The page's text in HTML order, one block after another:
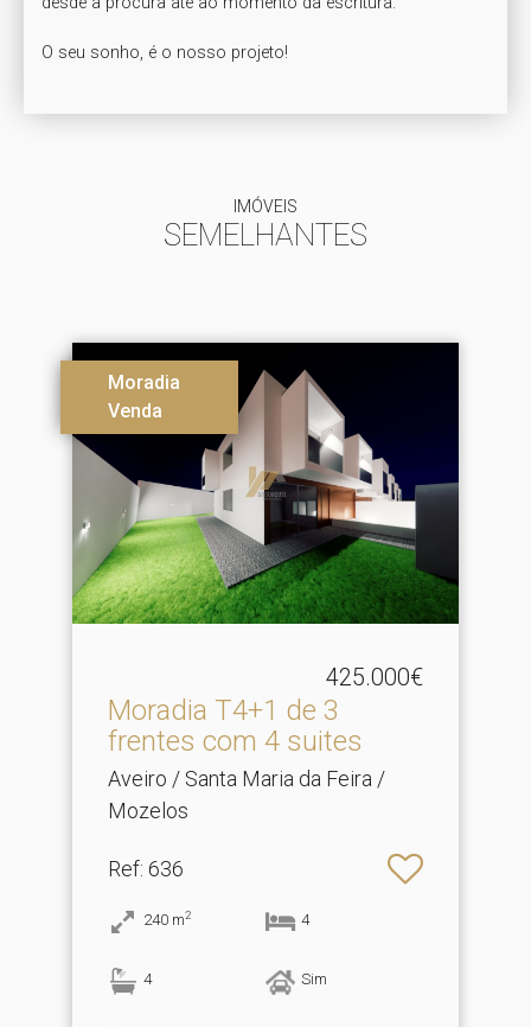
IMÓVEIS
SEMELHANTES
Moradia
Venda
425.000€
Moradia T4+1 de 3
frentes com 4 suites
Aveiro / Santa Maria da Feira /
Mozelos
Ref: 636
240 m2 4
4 Sim